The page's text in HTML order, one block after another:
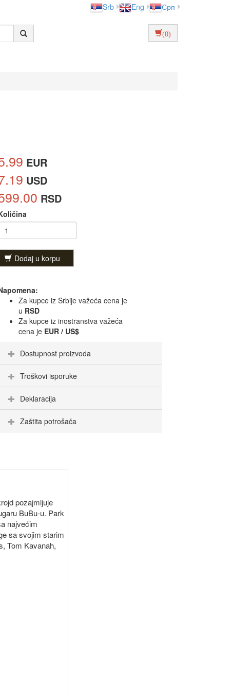
Srb Eng Срп
(0)
EUR
USD
RSD
Dodaj u korpu
Za kupce iz Srbije važeća cena je
u RSD
Za kupce iz inostranstva važeća
cena je EUR / US$
Dostupnost proizvoda
Troškovi isporuke
Deklaracija
Zaštita potrošača
pozajmljuje
BuBu-u. Park
najvećim
sa svojim starim
Tom Kavanah,